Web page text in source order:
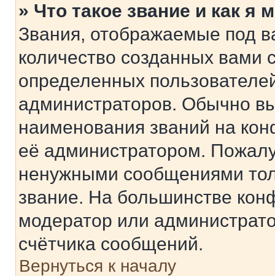
» Что такое звание и как я
Звания, отображаемые под
количество созданных
определенных
администраторов. Обычно
наименования званий на
её администратором.
ненужными сообщениями
звание. На большинстве
модератор или
счётчика сообщений.
Вернуться к началу